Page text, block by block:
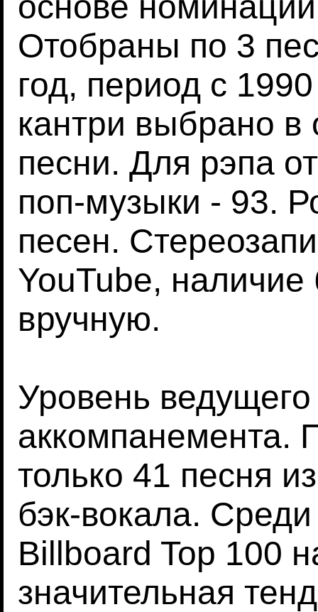
Отобраны по 3
год, период с
кантри выбрано
песни. Для рэпа
поп-музыки - 93.
песен.
YouTube, наличие
вручную.
Уровень
аккомпанемента.
только 41 песня
бэк-вокала.
Billboard Top 100
значительная